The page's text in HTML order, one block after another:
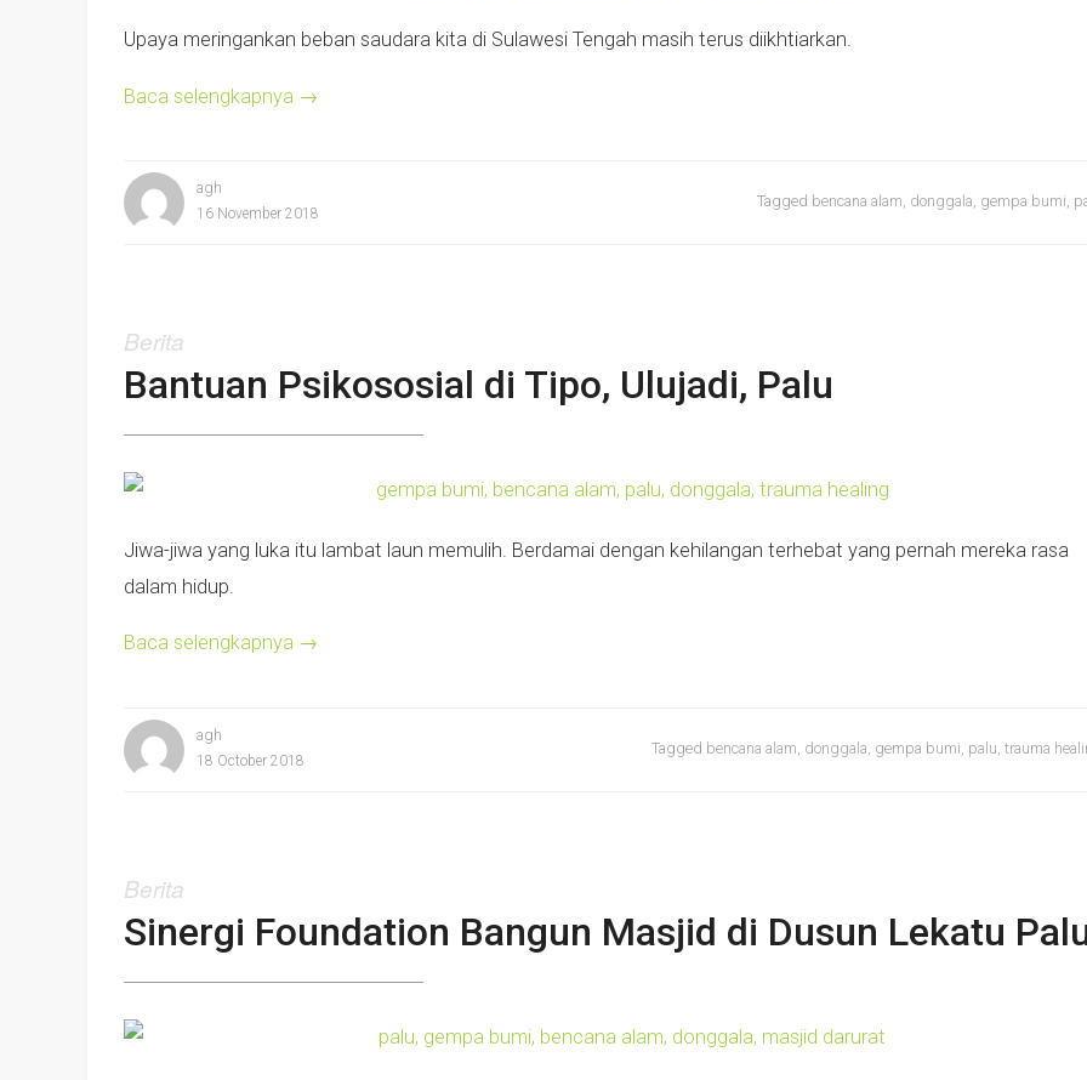
Upaya meringankan beban saudara kita di Sulawesi Tengah masih terus diikhtiarkan.
Baca selengkapnya →
Tagged bencana alam, donggala, gempa bumi,
agh
16 November 2018
Berita
Bantuan Psikososial di Tipo, Ulujadi, Palu
Jiwa-jiwa yang luka itu lambat laun memulih. Berdamai dengan kehilangan terhebat yang pernah mereka rasa
dalam hidup.
Baca selengkapnya →
Tagged bencana alam donggala gempa bumi palu trauma
agh
18 October 2018
Berita
Sinergi Foundation Bangun Masjid di Dusun Lekatu